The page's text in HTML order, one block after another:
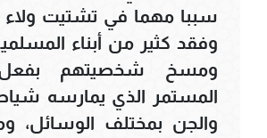
سببا مهما في تشتيت ولاء
وفقد كثير من أبناء
ومسخ شخصيتهم بفعل
المستمر الذي يمارسه
والجن بمختلف الوسائل،